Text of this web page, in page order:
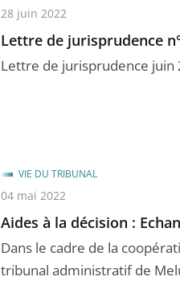
Lettre de jurisprudence
Lettre de jurisprudence juin
28 juin 2022
Aides à la décision :
Dans le cadre de la
tribunal administratif de
VIE DU TRIBUNAL
04 mai 2022